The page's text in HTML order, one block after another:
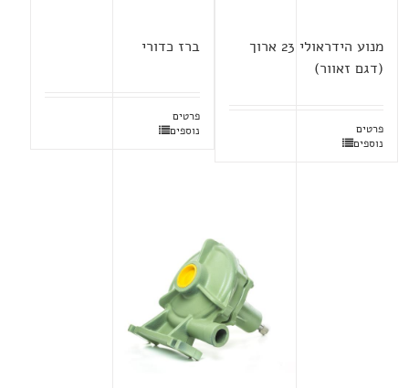
מנוע הידראולי 23 ארוך
(דגם זאוור)
פרטים
נוספים
ברז כדורי
פרטים
נוספים